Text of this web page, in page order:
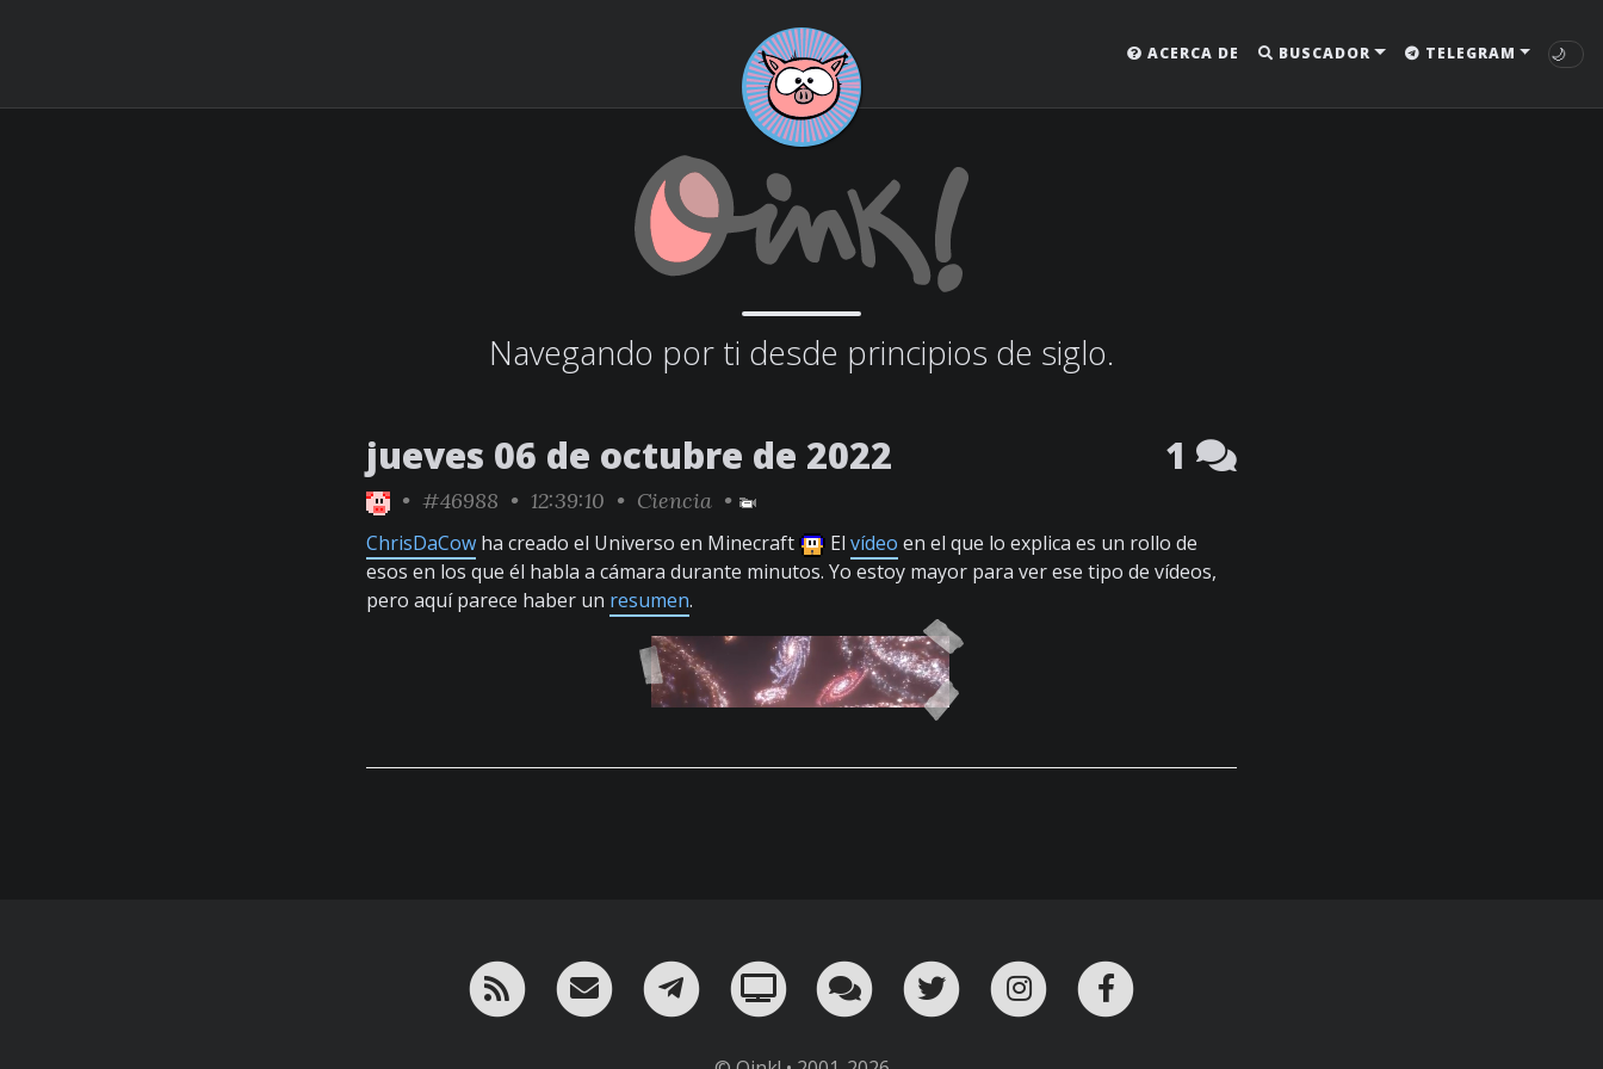
ACERCA DE BUSCADOR TELEGRAM 🌙
Navegando por ti desde principios de siglo.
jueves 06 de octubre de 2022 1
• #46988 • 12:39:10 • Ciencia •
ChrisDaCow ha creado el Universo en Minecraft El vídeo en el que lo explica es un rollo de
esos en los que él habla a cámara durante minutos. Yo estoy mayor para ver ese tipo de vídeos,
pero aquí parece haber un resumen.
RSS ¡Mándame un email!
¡Nuestro canal en Telegram!
Oink! TV Charla con nosotros en Telegram
Twitter Instagram